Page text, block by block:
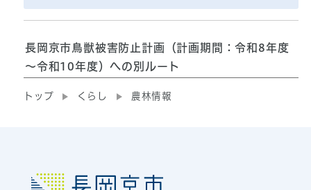
長岡京市鳥獣被害防止計画（計画期間：令和8年度
～令和10年度）への別ルート
トップ くらし 農林情報